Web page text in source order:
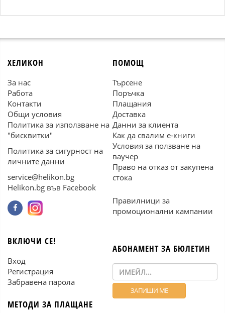
ХЕЛИКОН
За нас
Работа
Контакти
Общи условия
Политика за използване на
"бисквитки"
Политика за сигурност на
личните данни
service@helikon.bg
Helikon.bg във Facebook
ПОМОЩ
Търсене
Поръчка
Плащания
Доставка
Данни за клиента
Как да свалим е-книги
Условия за ползване на
ваучер
Право на отказ от закупена
стока
Правилници за
промоционални кампании
ВКЛЮЧИ СЕ!
Вход
Регистрация
Забравена парола
МЕТОДИ ЗА ПЛАЩАНЕ
АБОНАМЕНТ ЗА БЮЛЕТИН